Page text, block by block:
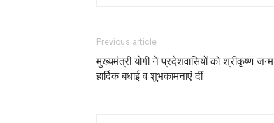
Previous article
मुख्यमंत्री योगी ने प्रदेशवासियों को श्रीकृष्ण
हार्दिक बधाई व शुभकामनाएं दीं